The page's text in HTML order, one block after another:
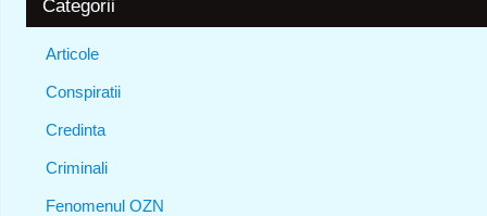
Categorii
Articole
Conspiratii
Credinta
Criminali
Fenomenul OZN